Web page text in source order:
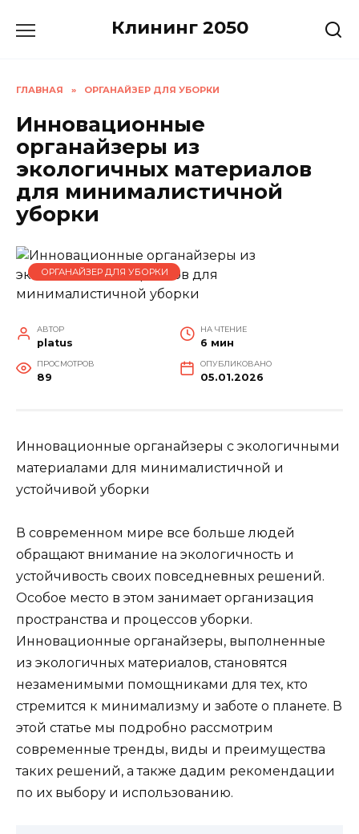
Клининг 2050
ГЛАВНАЯ » ОРГАНАЙЗЕР ДЛЯ УБОРКИ
Инновационные
органайзеры из
экологичных материалов
для минималистичной
уборки
ОРГАНАЙЗЕР ДЛЯ УБОРКИ
АВТОР
platus
НА ЧТЕНИЕ
6 мин
ПРОСМОТРОВ
89
ОПУБЛИКОВАНО
05.01.2026
Инновационные органайзеры с экологичными
материалами для минималистичной и
устойчивой уборки
В современном мире все больше людей
обращают внимание на экологичность и
устойчивость своих повседневных решений.
Особое место в этом занимает организация
пространства и процессов уборки.
Инновационные органайзеры, выполненные
из экологичных материалов, становятся
незаменимыми помощниками для тех, кто
стремится к минимализму и заботе о планете. В
этой статье мы подробно рассмотрим
современные тренды, виды и преимущества
таких решений, а также дадим рекомендации
по их выбору и использованию.